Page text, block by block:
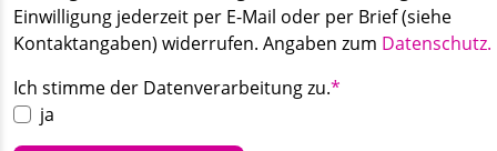
Einwilligung jederzeit per E-Mail oder per Brief (siehe
Kontaktangaben) widerrufen. Angaben zum Datenschutz.
Pflichtfeld
Ich stimme der Datenverarbeitung zu.*
ja